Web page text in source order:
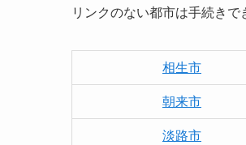
リンクのない都市は手続きで
相生市
朝来市
淡路市